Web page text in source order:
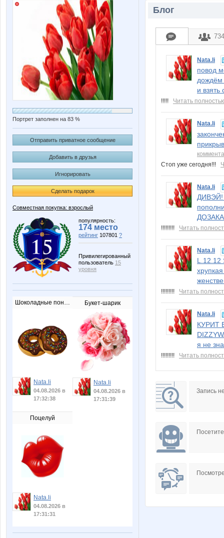
Портрет заполнен на 83 %
Отправить приватное сообщение
Добавить в друзья
Игнорировать
Сделать подарок
Совместная покупка: взрослый
популярность:
174 место
рейтинг 107801 ?
Привилегированный
пользователь 15
уровня
Шоколадные пончики
Nata.li
04.08.2026 в
17:32:38
Букет-шарик
Nata.li
04.08.2026 в
17:31:39
Поцелуй
Nata.li
04.08.2026 в
17:31:31
Блог
Nata.li
повод
дождём
и взять
!!!!! Читать
Nata.li
Стоп уже сегодня!!!
Nata.li
ДИВЭЙ!
!!!!!!!!! Читать
Nata.li
L.12.12
!!!!!!!!! Читать
Nata.li
КУРИТ
я не
!!!!!!!!! Читать
Запись